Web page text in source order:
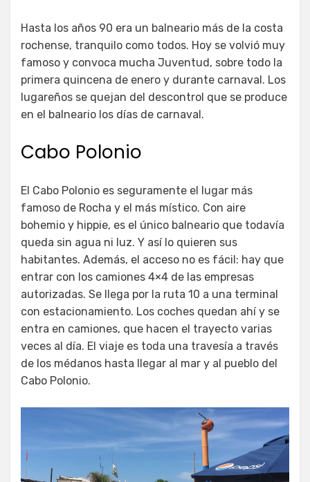
Hasta los años 90 era un balneario más de la costa
rochense, tranquilo como todos. Hoy se volvió muy
famoso y convoca mucha Juventud, sobre todo la
primera quincena de enero y durante carnaval. Los
lugareños se quejan del descontrol que se produce
en el balneario los días de carnaval.
Cabo Polonio
El Cabo Polonio es seguramente el lugar más
famoso de Rocha y el más místico. Con aire
bohemio y hippie, es el único balneario que todavía
queda sin agua ni luz. Y así lo quieren sus
habitantes. Además, el acceso no es fácil: hay que
entrar con los camiones 4×4 de las empresas
autorizadas. Se llega por la ruta 10 a una terminal
con estacionamiento. Los coches quedan ahí y se
entra en camiones, que hacen el trayecto varias
veces al día. El viaje es toda una travesía a través
de los médanos hasta llegar al mar y al pueblo del
Cabo Polonio.